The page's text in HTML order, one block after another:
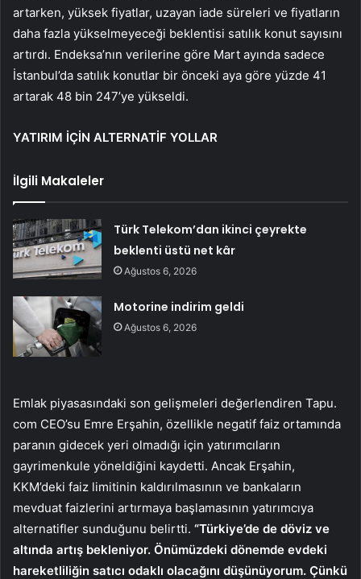
artarken, yüksek fiyatlar, uzayan iade süreleri ve fiyatların
daha fazla yükselmeyeceği beklentisi satılık konut sayısını
artırdı. Endeksa’nın verilerine göre Mart ayında sadece
İstanbul’da satılık konutlar bir önceki aya göre yüzde 41
artarak 48 bin 247’ye yükseldi.
YATIRIM İÇİN ALTERNATİF YOLLAR
İlgili Makaleler
Türk Telekom’dan ikinci çeyrekte
beklenti üstü net kâr
Ağustos 6, 2026
Motorine indirim geldi
Ağustos 6, 2026
Emlak piyasasındaki son gelişmeleri değerlendiren Tapu.
com CEO’su Emre Erşahin, özellikle negatif faiz ortamında
paranın gidecek yeri olmadığı için yatırımcıların
gayrimenkule yöneldiğini kaydetti. Ancak Erşahin,
KKM’deki faiz limitinin kaldırılmasının ve bankaların
mevduat faizlerini artırmaya başlamasının yatırımcıya
alternatifler sunduğunu belirtti. “Türkiye’de de döviz ve
altında artış bekleniyor. Önümüzdeki dönemde evdeki
hareketliliğin satıcı odaklı olacağını düşünüyorum. Çünkü